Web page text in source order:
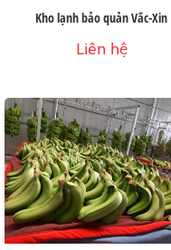
Kho lạnh bảo quản Vắc-Xin
Liên hệ